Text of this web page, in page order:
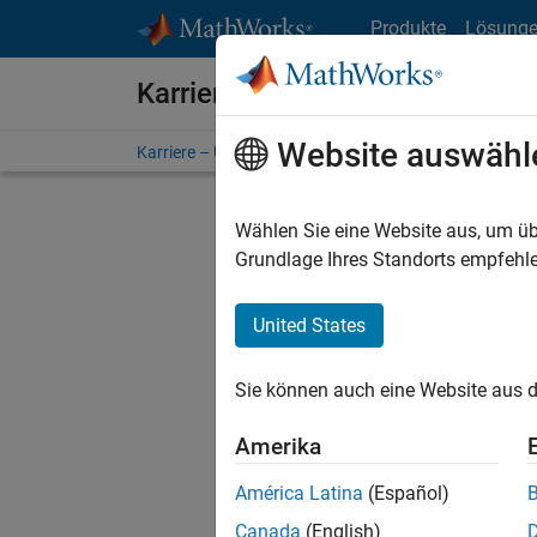
Produkte
Karriere bei MathWorks
Karriere – Übersicht Stellensuche
FILTER:
Stellen
Es
Region
Website
Wählen Sie eine Website aus, um
Grundlage Ihres Standorts
United States
Sie können auch eine Website aus
Amerika
América Latina (Español)
Canada (English)